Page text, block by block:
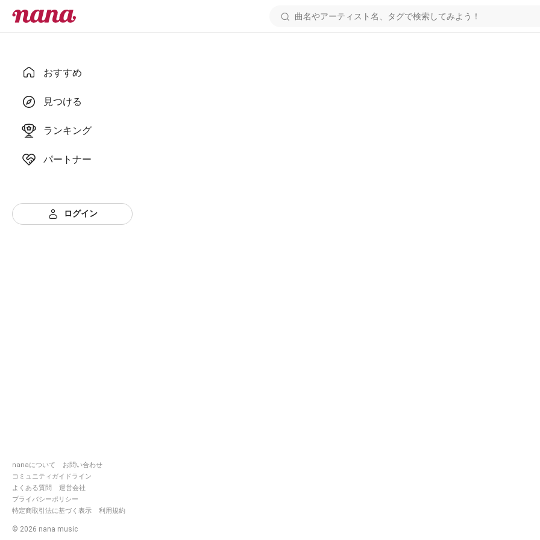
おすすめ
見つける
ランキング
パートナー
ログイン
nanaについて
お問い合わせ
コミュニティガイドライン
よくある質問
運営会社
プライバシーポリシー
特定商取引法に基づく表示
利用規約
© 2026 nana music